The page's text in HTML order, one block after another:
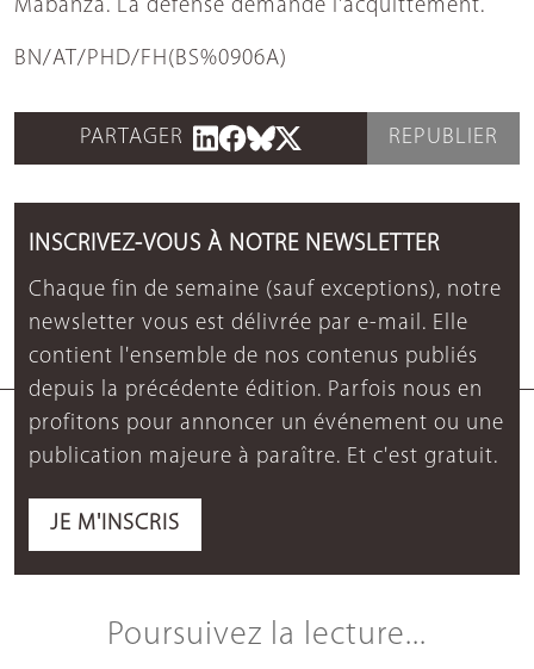
Mabanza. La défense demande l'acquittement.
BN/AT/PHD/FH(BS%0906A)
PARTAGER REPUBLIER
INSCRIVEZ-VOUS À NOTRE NEWSLETTER
Chaque fin de semaine (sauf exceptions), notre
newsletter vous est délivrée par e-mail. Elle
contient l'ensemble de nos contenus publiés
depuis la précédente édition. Parfois nous en
profitons pour annoncer un événement ou une
publication majeure à paraître. Et c'est gratuit.
JE M'INSCRIS
Poursuivez la lecture...